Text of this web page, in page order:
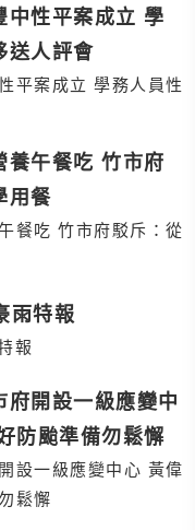
中性平案成立 學
送人評會
平案成立 學務人員性
養午餐吃 竹市府
用餐
駁斥：從
雨特報
報
開設一級應變中
防颱準備勿鬆懈
一級應變中心 黃偉
鬆懈